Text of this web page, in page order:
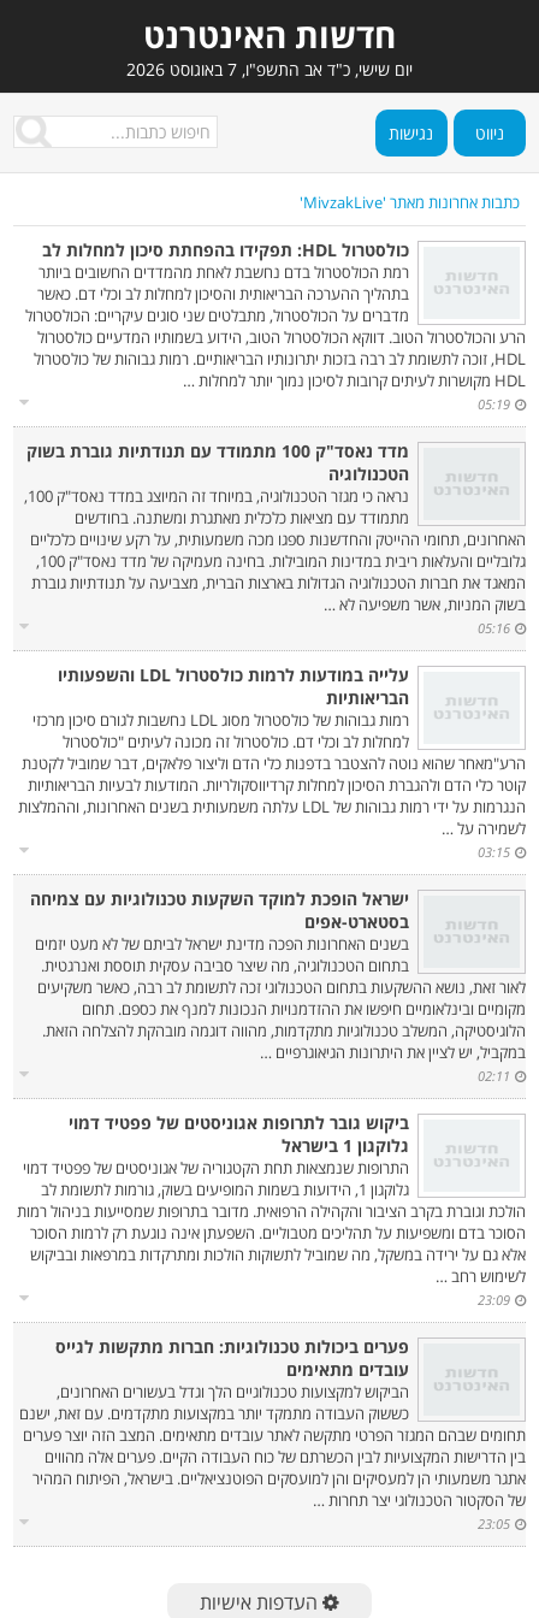
חדשות האינטרנט
יום שישי, כ"ד אב התשפ"ו, 7 באוגוסט 2026
ניווט נגישות
כתבות אחרונות מאתר 'MivzakLive'
כולסטרול HDL: תפקידו בהפחתת סיכון למחלות לב‎
רמת הכולסטרול בדם נחשבת לאחת מהמדדים החשובים ביותר
בתהליך ההערכה הבריאותית והסיכון למחלות לב וכלי דם. כאשר
מדברים על הכולסטרול, מתבלטים שני סוגים עיקריים: הכולסטרול
הרע והכולסטרול הטוב. דווקא הכולסטרול הטוב, הידוע בשמותיו המדעיים כולסטרול
HDL, זוכה לתשומת לב רבה בזכות יתרונותיו הבריאותיים. רמות גבוהות של כולסטרול
HDL מקושרות לעיתים קרובות לסיכון נמוך יותר למחלות …
05:19
מדד נאסד"ק 100 מתמודד עם תנודתיות גוברת בשוק
הטכנולוגיה‎
נראה כי מגזר הטכנולוגיה, במיוחד זה המיוצג במדד נאסד"ק 100,
מתמודד עם מציאות כלכלית מאתגרת ומשתנה. בחודשים
האחרונים, תחומי ההייטק והחדשנות ספגו מכה משמעותית, על רקע שינויים כלכליים
גלובליים והעלאות ריבית במדינות המובילות. בחינה מעמיקה של מדד נאסד"ק 100,
המאגד את חברות הטכנולוגיה הגדולות בארצות הברית, מצביעה על תנודתיות גוברת
בשוק המניות, אשר משפיעה לא …
05:16
עלייה במודעות לרמות כולסטרול LDL והשפעותיו
הבריאותיות‎
רמות גבוהות של כולסטרול מסוג LDL נחשבות לגורם סיכון מרכזי
למחלות לב וכלי דם. כולסטרול זה מכונה לעיתים "כולסטרול
הרע"מאחר שהוא נוטה להצטבר בדפנות כלי הדם וליצור פלאקים, דבר שמוביל לקטנת
קוטר כלי הדם ולהגברת הסיכון למחלות קרדיווסקולריות. המודעות לבעיות הבריאותיות
הנגרמות על ידי רמות גבוהות של LDL עלתה משמעותית בשנים האחרונות, וההמלצות
לשמירה על …
03:15
ישראל הופכת למוקד השקעות טכנולוגיות עם צמיחה
בסטארט-אפים‎
בשנים האחרונות הפכה מדינת ישראל לביתם של לא מעט יזמים
בתחום הטכנולוגיה, מה שיצר סביבה עסקית תוססת ואנרגטית.
לאור זאת, נושא ההשקעות בתחום הטכנולוגי זכה לתשומת לב רבה, כאשר משקיעים
מקומיים ובינלאומיים חיפשו את ההזדמנויות הנכונות למנף את כספם. תחום
הלוגיסטיקה, המשלב טכנולוגיות מתקדמות, מהווה דוגמה מובהקת להצלחה הזאת.
במקביל, יש לציין את היתרונות הגיאוגרפיים …
02:11
ביקוש גובר לתרופות אגוניסטים של פפטיד דמוי
גלוקגון 1 בישראל‎
התרופות שנמצאות תחת הקטגוריה של אגוניסטים של פפטיד דמוי
גלוקגון 1, הידועות בשמות המופיעים בשוק, גורמות לתשומת לב
הולכת וגוברת בקרב הציבור והקהילה הרפואית. מדובר בתרופות שמסייעות בניהול רמות
הסוכר בדם ומשפיעות על תהליכים מטבוליים. השפעתן אינה נוגעת רק לרמות הסוכר
אלא גם על ירידה במשקל, מה שמוביל לתשוקות הולכות ומתרקדות במרפאות ובביקוש
לשימוש רחב …
23:09
פערים ביכולות טכנולוגיות: חברות מתקשות לגייס
עובדים מתאימים‎
הביקוש למקצועות טכנולוגיים הלך וגדל בעשורים האחרונים,
כששוק העבודה מתמקד יותר במקצועות מתקדמים. עם זאת, ישנם
תחומים שבהם המגזר הפרטי מתקשה לאתר עובדים מתאימים. המצב הזה יוצר פערים
בין הדרישות המקצועיות לבין הכשרתם של כוח העבודה הקיים. פערים אלה מהווים
אתגר משמעותי הן למעסיקים והן למועסקים הפוטנציאליים. בישראל, הפיתוח המהיר
של הסקטור הטכנולוגי יצר תחרות …
23:05
העדפות אישיות